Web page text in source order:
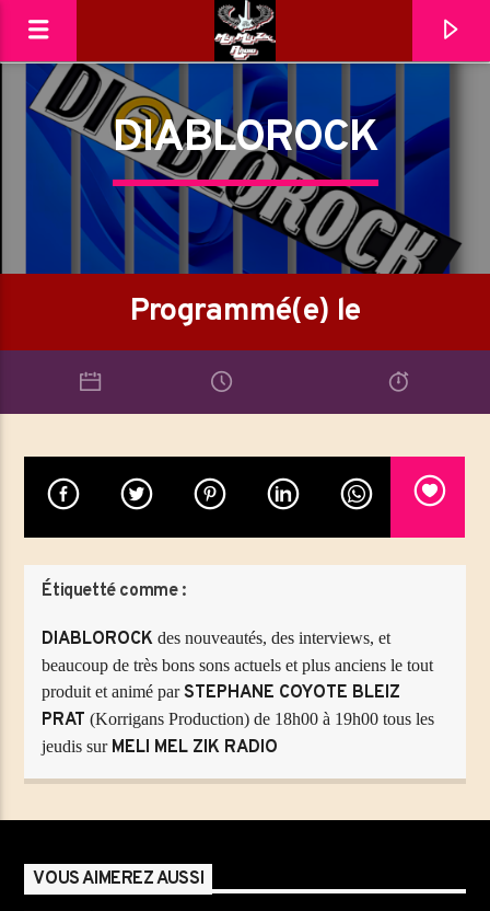
MéliMelZikRadio
Titre
Emission en cours
LA MATINALE DE MELI MEL ZIK
06:00 09:00
MéliMelZikRadio
DIABLOROCK
Programmé(e) le
Étiquetté comme :
DIABLOROCK des nouveautés, des interviews, et
beaucoup de très bons sons actuels et plus anciens le tout
produit et animé parSTEPHANE COYOTE BLEIZ
PRAT (Korrigans Production) de 18h00 à 19h00 tous les
jeudis sur MELI MEL ZIK RADIO
DIABLOROCK
jeudis surMELI MEL ZIK RADIO
VOUS AIMEREZ AUSSI